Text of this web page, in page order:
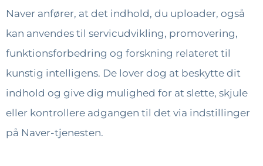
Naver anfører, at det indhold, du uploader, også
kan anvendes til servicudvikling, promovering,
funktionsforbedring og forskning relateret til
kunstig intelligens. De lover dog at beskytte dit
indhold og give dig mulighed for at slette, skjule
eller kontrollere adgangen til det via indstillinger
på Naver-tjenesten.